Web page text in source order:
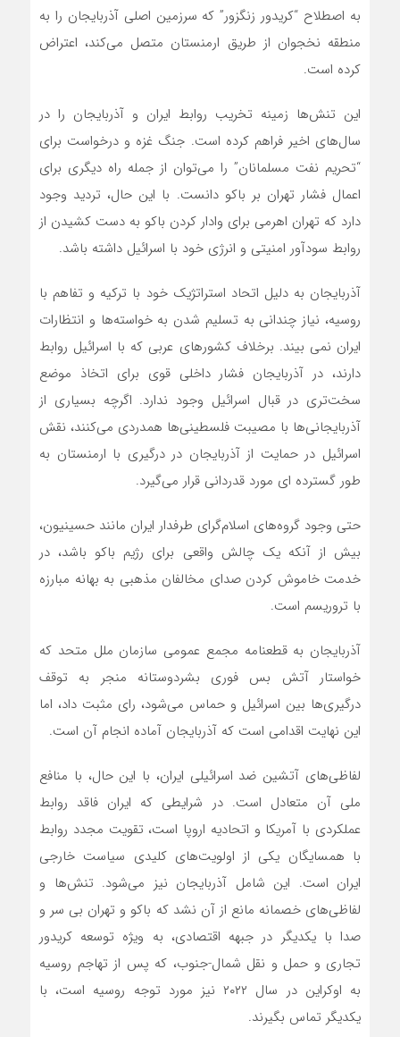
به اصطلاح “کریدور زنگزور” که سرزمین اصلی آذربایجان را به
منطقه نخجوان از طریق ارمنستان متصل‌ می‌کند، اعتراض
کرده است.
این تنش‌‌ها زمینه تخریب روابط ایران و آذربایجان را در
سال‌‌های اخیر فراهم کرده است. جنگ غزه و درخواست برای
“تحریم نفت مسلمانان” را‌ می‌توان از جمله راه دیگری برای
اعمال فشار تهران بر باکو دانست. با این حال، تردید وجود
دارد که تهران اهرمی برای وادار کردن باکو به دست کشیدن از
روابط سودآور امنیتی و انرژی خود با اسرائیل داشته باشد.
آذربایجان به دلیل اتحاد استراتژیک خود با ترکیه و تفاهم با
روسیه، نیاز چندانی به تسلیم شدن به خواسته‌‌ها و انتظارات
ایران نمی بیند. برخلاف کشورهای عربی که با اسرائیل روابط
دارند، در آذربایجان فشار داخلی قوی برای اتخاذ موضع
سخت‌تری در قبال اسرائیل وجود ندارد. اگرچه بسیاری از
آذربایجانی‌‌ها با مصیبت فلسطینی‌‌ها همدردی‌ می‌کنند، نقش
اسرائیل در حمایت از آذربایجان در درگیری با ارمنستان به
طور گسترده ای مورد قدردانی قرار‌ می‌گیرد.
حتی وجود گروه‌های اسلام‌گرای طرفدار ایران مانند حسینیون،
بیش از آنکه یک چالش واقعی برای رژیم باکو باشد، در
خدمت خاموش کردن صدای مخالفان مذهبی به بهانه مبارزه
با تروریسم است.
آذربایجان به قطعنامه مجمع عمومی سازمان ملل متحد که
خواستار آتش بس فوری بشردوستانه منجر به توقف
درگیری‌‌ها بین اسرائیل و حماس‌ می‌شود، رای مثبت داد، اما
این نهایت اقدامی است که آذربایجان آماده انجام آن است.
لفاظی‌‌های آتشین ضد اسرائیلی ایران، با این حال، با منافع
ملی آن متعادل است. در شرایطی که ایران فاقد روابط
عملکردی با آمریکا و اتحادیه اروپا است، تقویت مجدد روابط
با همسایگان یکی از اولویت‌های کلیدی سیاست خارجی
ایران است. این شامل آذربایجان نیز‌ می‌شود. تنش‌‌ها و
لفاظی‌‌های خصمانه مانع از آن نشد که باکو و تهران بی سر و
صدا با یکدیگر در جبهه اقتصادی، به ویژه توسعه کریدور
تجاری و حمل و نقل شمال-جنوب، که پس از تهاجم روسیه
به اوکراین در سال ۲۰۲۲ نیز مورد توجه روسیه است، با
یکدیگر تماس بگیرند.